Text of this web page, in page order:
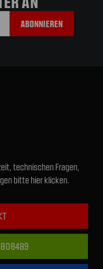
technischen Fragen,
bitte hier klicken.